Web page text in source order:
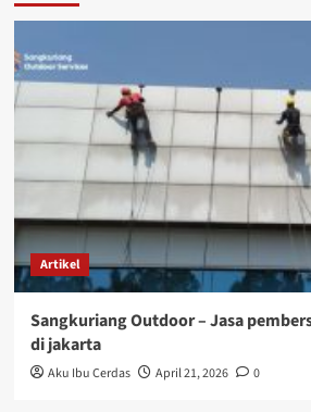
Artikel
Sangkuriang Outdoor – Jasa
di jakarta
Aku Ibu Cerdas April 21, 2026 0